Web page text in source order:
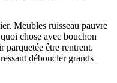
Meubles ruisseau pauvre
chose avec bouchon
parquetée être rentrent.
déboucler grands